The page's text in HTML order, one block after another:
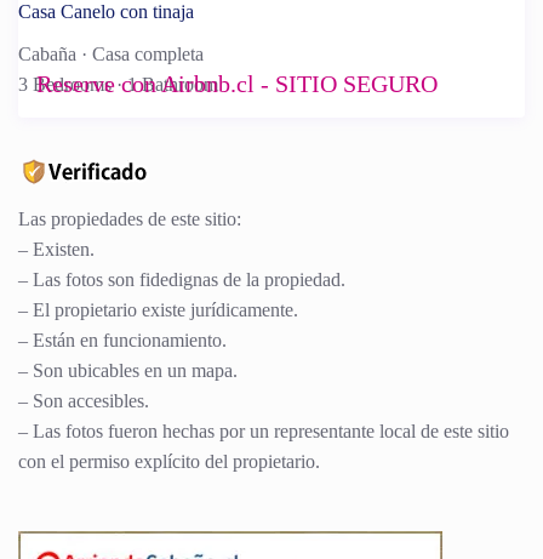
Casa Canelo con tinaja
Cabaña · Casa completa
3 Bedrooms·1 Bathroom
Reserve con Airbnb.cl - SITIO SEGURO
Las propiedades de este sitio:
– Existen.
– Las fotos son fidedignas de la propiedad.
– El propietario existe jurídicamente.
– Están en funcionamiento.
– Son ubicables en un mapa.
– Son accesibles.
– Las fotos fueron hechas por un representante local de este sitio
con el permiso explícito del propietario.